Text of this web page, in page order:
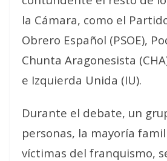
la Cámara, como el
Obrero Español (PSOE),
Chunta Aragonesista
e Izquierda Unida (IU).
Durante el debate, un
personas, la mayoría
víctimas del franquismo,